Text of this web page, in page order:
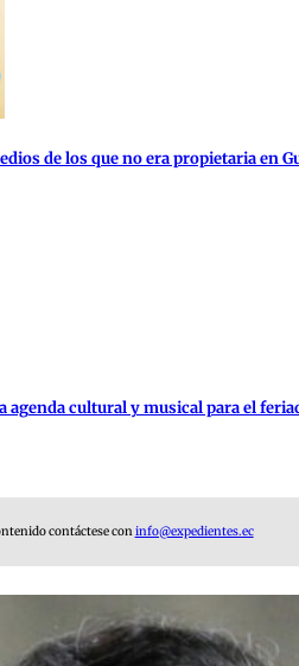
de los que no era propietaria en
agenda cultural y musical para el
contáctese coninfo@expedientes.ec